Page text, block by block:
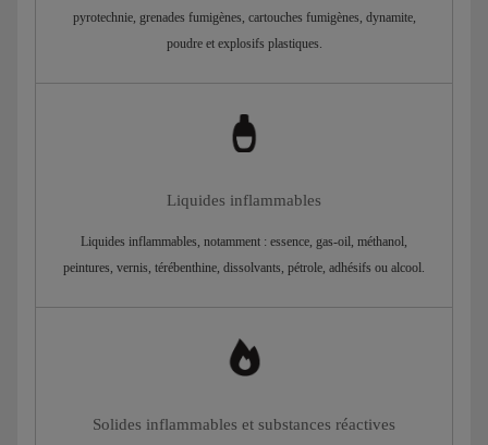
pyrotechnie, grenades fumigènes, cartouches fumigènes, dynamite,
poudre et explosifs plastiques.
Liquides inflammables
Liquides inflammables, notamment : essence, gas-oil, méthanol,
peintures, vernis, térébenthine, dissolvants, pétrole, adhésifs ou alcool.
Solides inflammables et substances réactives